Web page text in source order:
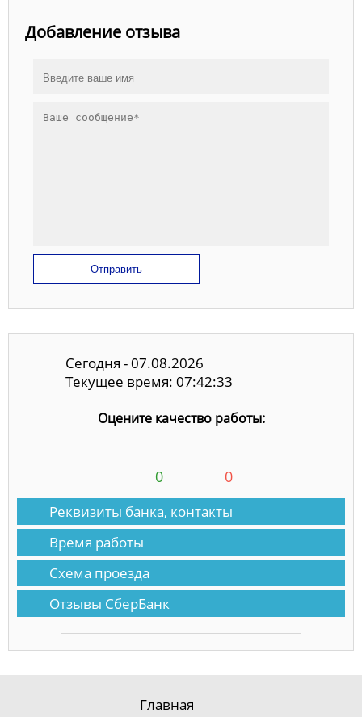
Добавление отзыва
Отправить
Сегодня - 07.08.2026
Текущее время: 07:42:34
Оцените качество работы:
0 0
Реквизиты банка, контакты
Время работы
Схема проезда
Отзывы СберБанк
Главная